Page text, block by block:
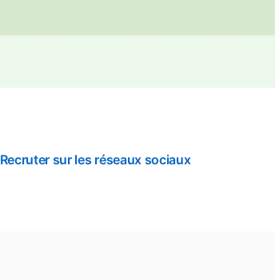
Recruter sur les réseaux sociaux